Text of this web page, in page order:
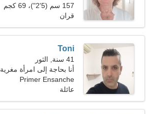
على الجليد
157 سم (5'2")، 69 كجم
(152 رطلا)
قران
Toni
41 سنة, الثور
أنا بحاجة إلى امرأة مغرية
Primer Ensanche
عائلة